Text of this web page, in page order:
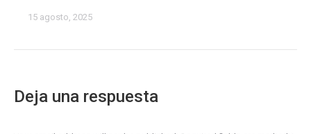
15 agosto, 2025
Deja una respuesta